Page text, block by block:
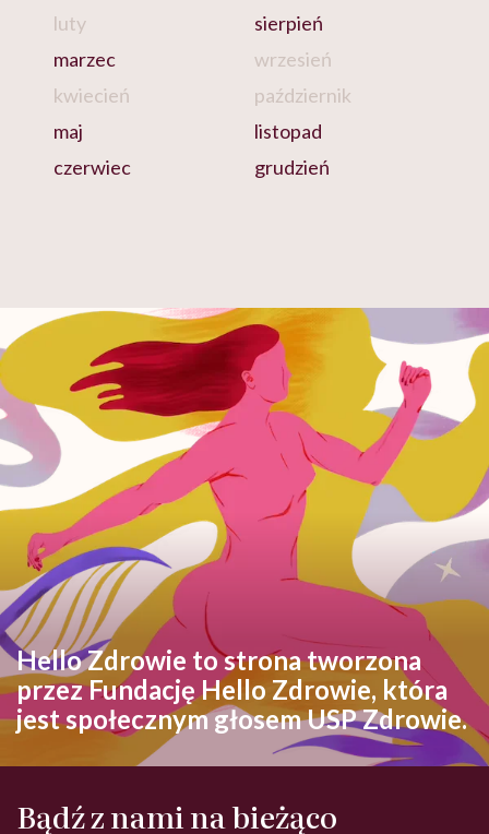
luty
marzec
kwiecień
maj
czerwiec
sierpień
wrzesień
październik
listopad
grudzień
Hello Zdrowie to strona tworzona
przez Fundację Hello Zdrowie, która
jest społecznym głosem USP Zdrowie.
Bądź z nami na bieżąco